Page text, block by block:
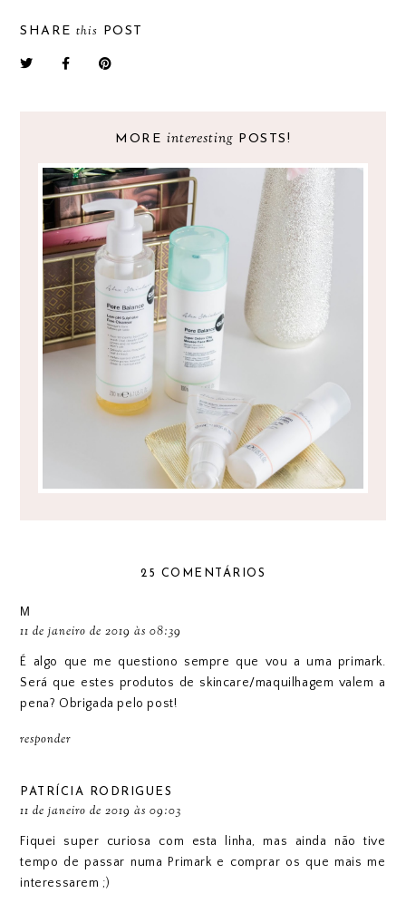
SHAREthis POST
MORE interesting POSTS!
O SKINCARE DA PRIMARK VALE A
PENA?
25 COMENTÁRIOS
М
11 de janeiro de 2019 às 08:39
É algo que me questiono sempre que vou a uma primark.
Será que estes produtos de skincare/maquilhagem valem a
pena? Obrigada pelo post!
responder
PATRÍCIA RODRIGUES
11 de janeiro de 2019 às 09:03
Fiquei super curiosa com esta linha, mas ainda não tive
tempo de passar numa Primark e comprar os que mais me
interessarem ;)